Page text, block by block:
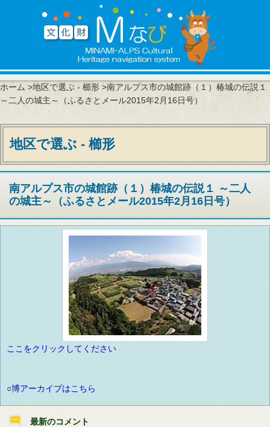
ホーム >地区で選ぶ - 櫛形 >南アルプス市の城館跡（１）椿城の伝説１
～二人の城主～（ふるさとメール2015年2月16日号）
地区で選ぶ - 櫛形
南アルプス市の城館跡（１）椿城の伝説１ ～二人
の城主～（ふるさとメール2015年2月16日号）
ここをクリックしてください
○博アーカイブはこちら
最新のコメント